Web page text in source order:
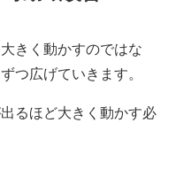
きく動かすのではな
つ広げていきます。
るほど大きく動かす必